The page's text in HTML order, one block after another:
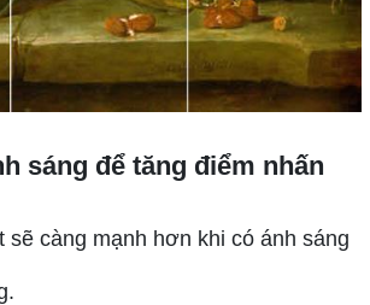
sáng để tăng điểm nhấn
càng mạnh hơn khi có ánh sáng